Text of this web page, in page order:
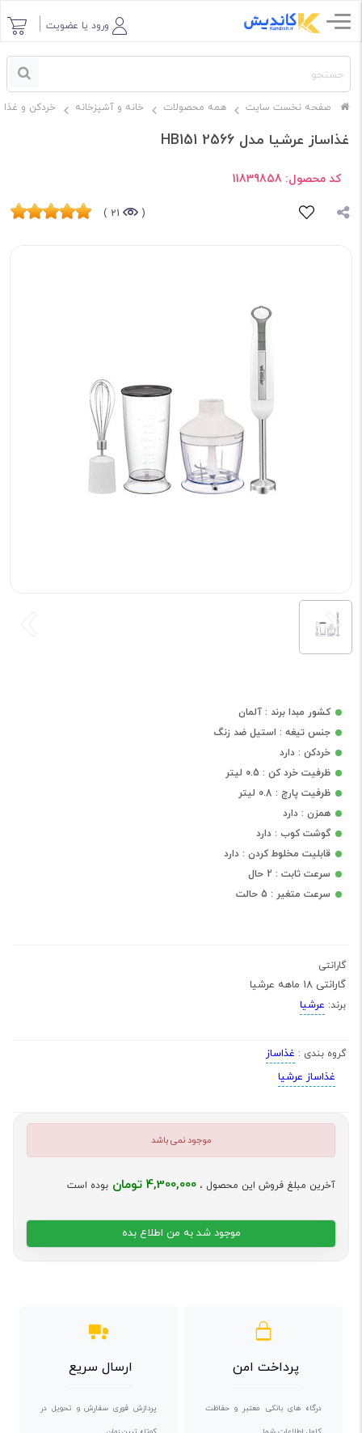
ورود یا عضویت
صفحه نخست سایت همه محصولات خانه و آشپزخانه خردکن و
غذاساز عرشیا مدل HB151 2566
کد محصول: 11839858
(
21 )
کشور مبدا برند : آلمان
جنس تیغه : استیل ضد زنگ
خردکن : دارد
ظرفیت خرد کن : 0.5 لیتر
ظرفیت پارچ : 0.8 لیتر
همزن : دارد
گوشت کوب : دارد
قابلیت مخلوط کردن : دارد
سرعت ثابت : 2 حال
سرعت متغیر : 5 حالت
گارانتی
گارانتی 18 ماهه عرشیا
برند: عرشیا
گروه بندی : غذاساز
غذاساز عرشیا
موجود نمی باشد
آخرین مبلغ فروش این محصول ، 4,300,000 تومان بوده است
موجود شد به من اطلاع بده
پرداخت امن
درگاه های بانکی معتبر و حفاظت
ارسال سریع
پردازش فوری سفارش و تحویل در